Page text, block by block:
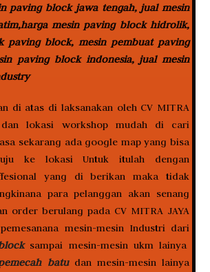
paving block jawa tengah, jual mesin
mesin paving block hidrolik,
paving block, mesin pembuat paving
paving block indonesia, jual mesin
di atas di laksanakan oleh CV MITRA
dan lokasi workshop mudah di cari
sekarang ada google map yang bisa
ke lokasi Untuk itulah dengan
yang di berikan maka tidak
para pelanggan akan senang
order berulang pada CV MITRA JAYA
mesin-mesin Industri dari
sampai mesin-mesin ukm lainya
batu dan mesin-mesin lainya